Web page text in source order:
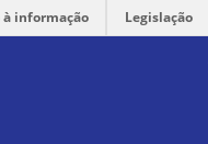
à informação Legislação